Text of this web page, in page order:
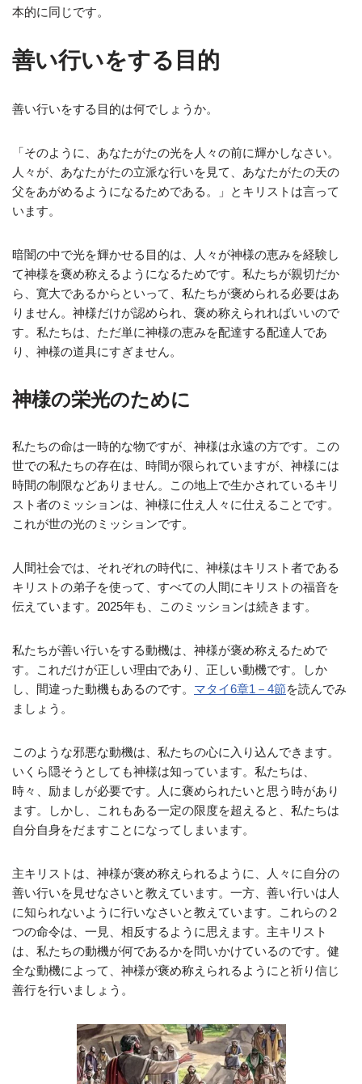
本的に同じです。
善い行いをする目的
善い行いをする目的は何でしょうか。
「そのように、あなたがたの光を人々の前に輝かしなさい。
人々が、あなたがたの立派な行いを見て、あなたがたの天の
父をあがめるようになるためである。」とキリストは言って
います。
暗闇の中で光を輝かせる目的は、人々が神様の恵みを経験し
て神様を褒め称えるようになるためです。私たちが親切だか
ら、寛大であるからといって、私たちが褒められる必要はあ
りません。神様だけが認められ、褒め称えられればいいので
す。私たちは、ただ単に神様の恵みを配達する配達人であ
り、神様の道具にすぎません。
神様の栄光のために
私たちの命は一時的な物ですが、神様は永遠の方です。この
世での私たちの存在は、時間が限られていますが、神様には
時間の制限などありません。この地上で生かされているキリ
スト者のミッションは、神様に仕え人々に仕えることです。
これが世の光のミッションです。
人間社会では、それぞれの時代に、神様はキリスト者である
キリストの弟子を使って、すべての人間にキリストの福音を
伝えています。2025年も、このミッションは続きます。
私たちが善い行いをする動機は、神様が褒め称えるためで
す。これだけが正しい理由であり、正しい動機です。しか
し、間違った動機もあるのです。 マタイ6章1－4節を読んでみ
ましょう。
このような邪悪な動機は、私たちの心に入り込んできます。
いくら隠そうとしても神様は知っています。私たちは、
時々、励ましが必要です。人に褒められたいと思う時があり
ます。しかし、これもある一定の限度を超えると、私たちは
自分自身をだますことになってしまいます。
主キリストは、神様が褒め称えられるように、人々に自分の
善い行いを見せなさいと教えています。一方、善い行いは人
に知られないように行いなさいと教えています。これらの２
つの命令は、一見、相反するように思えます。主キリスト
は、私たちの動機が何であるかを問いかけているのです。健
全な動機によって、神様が褒め称えられるようにと祈り信じ
善行を行いましょう。